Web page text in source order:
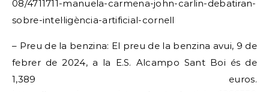
08/4711711-manuela-carmena-john-carlin-debatiran-
sobre-intel·ligència-artificial-cornell
– Preu de la benzina: El preu de la benzina avui, 9 de
febrer de 2024, a la E.S. Alcampo Sant Boi és de
1,389 euros.